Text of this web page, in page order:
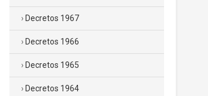
Decretos 1967
Decretos 1966
Decretos 1965
Decretos 1964